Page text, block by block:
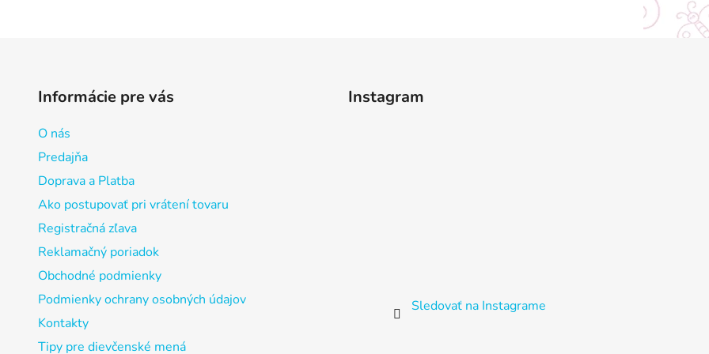
Informácie pre vás
O nás
Predajňa
Doprava a Platba
Ako postupovať pri vrátení tovaru
Registračná zľava
Reklamačný poriadok
Obchodné podmienky
Podmienky ochrany osobných údajov
Kontakty
Tipy pre dievčenské mená
Instagram
Sledovať na Instagrame